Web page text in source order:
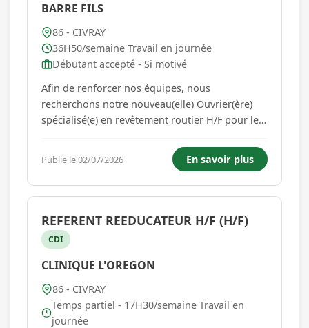
BARRE FILS
86 - CIVRAY
36H50/semaine Travail en journée
Débutant accepté - Si motivé
Afin de renforcer nos équipes, nous
recherchons notre nouveau(elle) Ouvrier(ère)
spécialisé(e) en revêtement routier H/F pour le
différents enduits : sur voirie ou cours
particuliers. Le Permis PL serait un plus Si
débutant vous devez être motivé...
Publie le 02/07/2026 En savoir plus
REFERENT REEDUCATEUR H/F (H/F)
CDI
CLINIQUE L'OREGON
86 - CIVRAY
Temps partiel - 17H30/semaine Travail en
journée